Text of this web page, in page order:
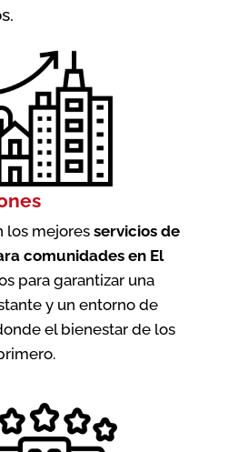
los mejores servicios de
comunidades en El
para garantizar una
y un entorno de
el bienestar de los